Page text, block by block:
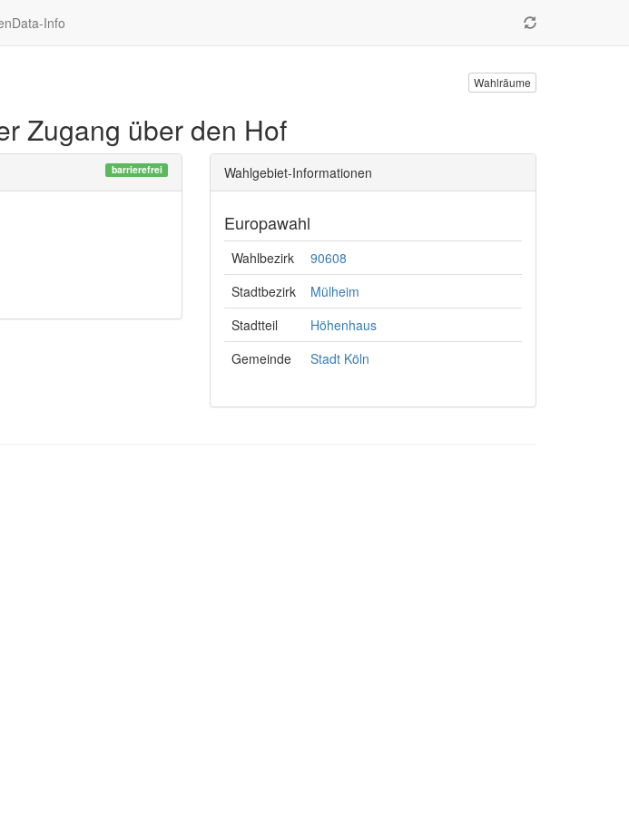
Info
Wahlräume
Zugang über den Hof
barrierefrei Wahlgebiet-Informationen
Europawahl
Wahlbezirk
90608
Stadtbezirk
Mülheim
Stadtteil
Höhenhaus
Gemeinde
Stadt Köln